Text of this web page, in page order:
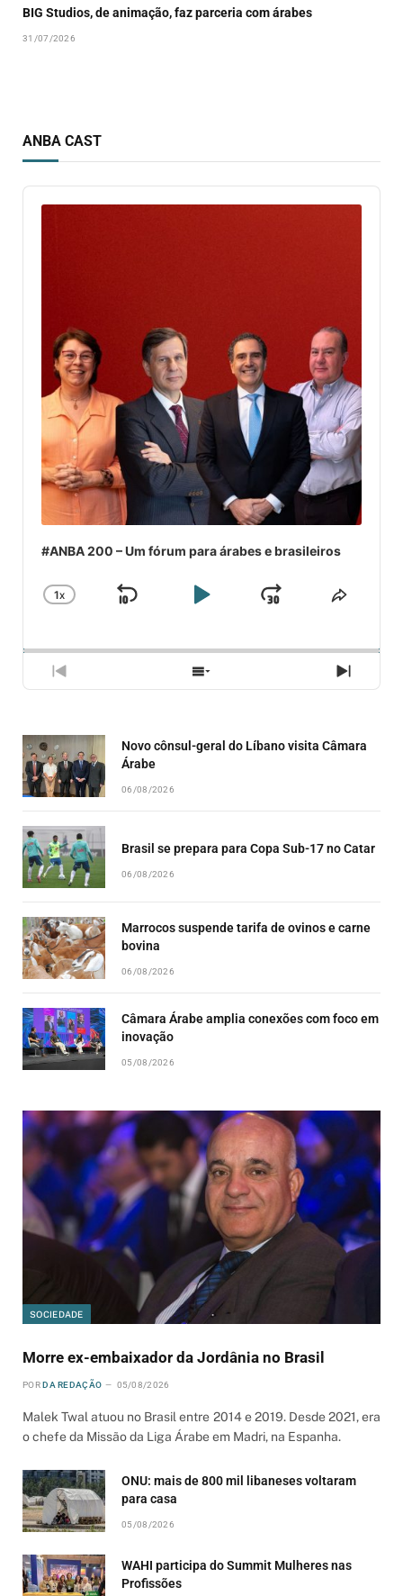
BIG Studios, de animação, faz parceria com árabes
31/07/2026
ANBA CAST
Audio
Player
#ANBA 200 – Um fórum para árabes e brasileiros
CHANGE
1X
SKIP
PLAYJUMP
PREVIOUS
EPISODE
SHOW
EPISODES
NEXT
Novo cônsul-geral do Líbano visita Câmara
Árabe
06/08/2026
Brasil se prepara para Copa Sub-17 no Catar
06/08/2026
Marrocos suspende tarifa de ovinos e carne
bovina
06/08/2026
Câmara Árabe amplia conexões com foco em
inovação
05/08/2026
SOCIEDADE
Morre ex-embaixador da Jordânia no Brasil
POR DA REDAÇÃO 05/08/2026
Malek Twal atuou no Brasil entre 2014 e 2019. Desde 2021, era
o chefe da Missão da Liga Árabe em Madri, na Espanha.
ONU: mais de 800 mil libaneses voltaram
para casa
05/08/2026
WAHI participa do Summit Mulheres nas
Profissões